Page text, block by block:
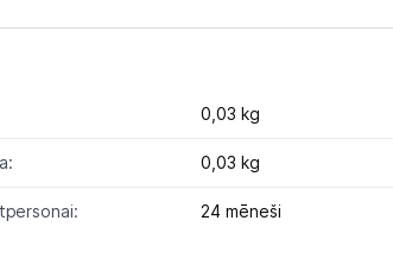
0,03 kg
0,03 kg
24 mēneši